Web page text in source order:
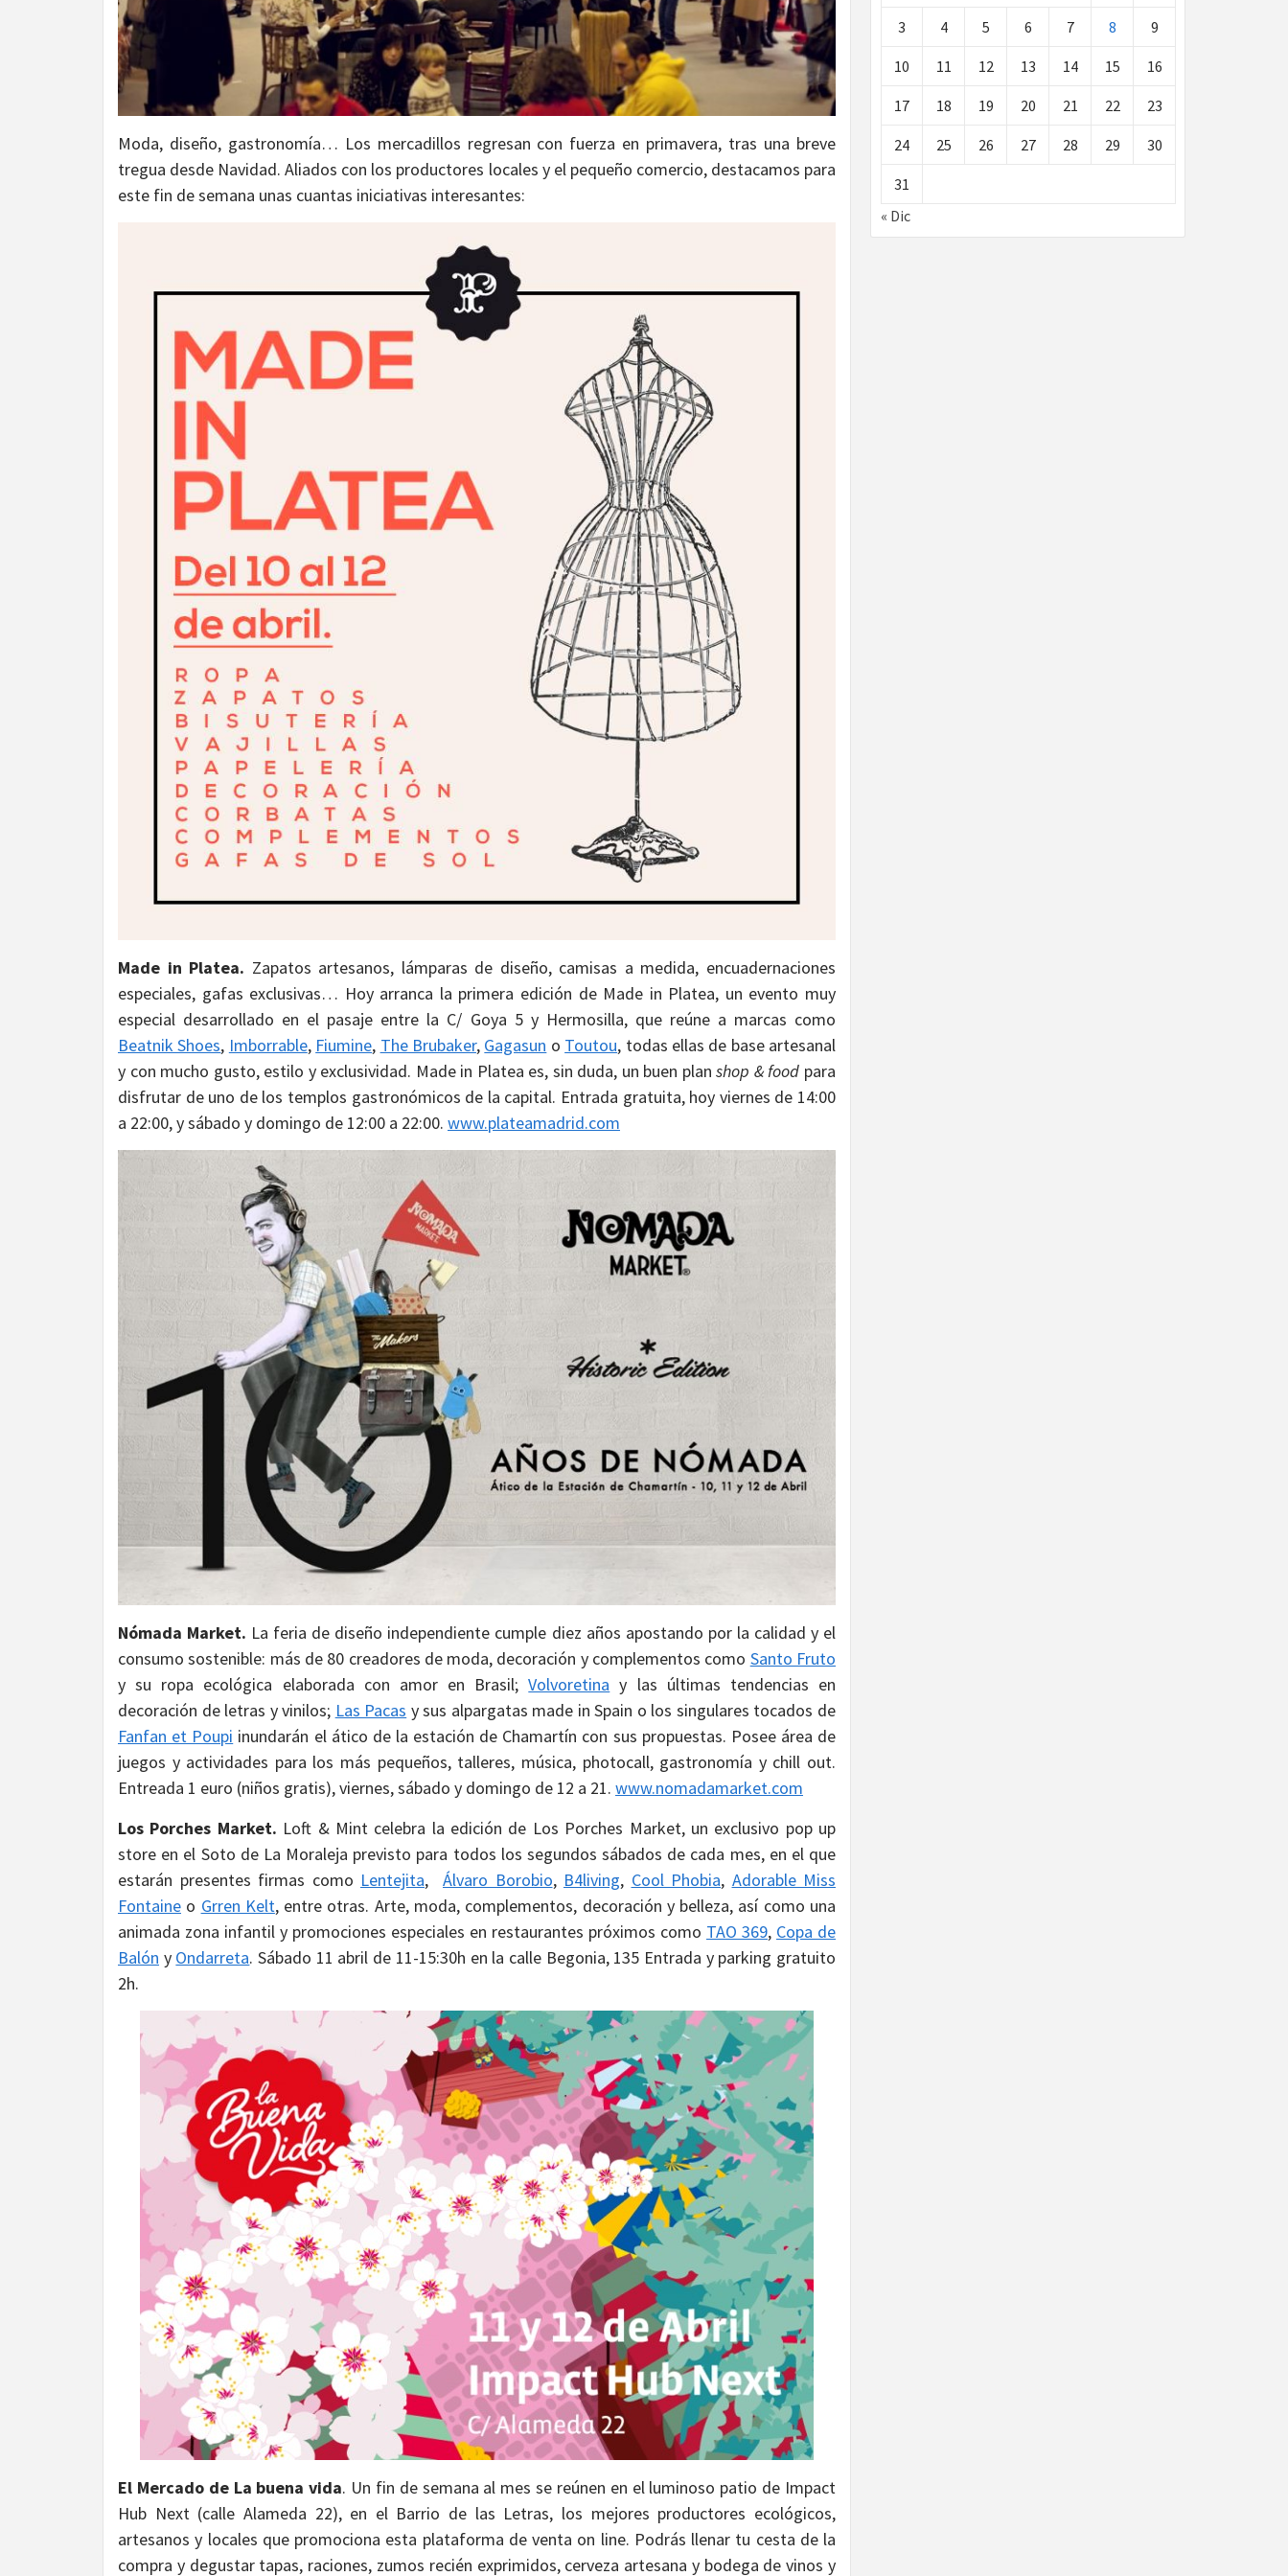
Moda, diseño, gastronomía… Los mercadillos regresan con fuerza en primavera, tras una breve
tregua desde Navidad. Aliados con los productores locales y el pequeño comercio, destacamos para
este fin de semana unas cuantas iniciativas interesantes:
Made in Platea. Zapatos artesanos, lámparas de diseño, camisas a medida, encuadernaciones
especiales, gafas exclusivas… Hoy arranca la primera edición de Made in Platea, un evento muy
especial desarrollado en el pasaje entre la C/ Goya 5 y Hermosilla, que reúne a marcas como
Beatnik Shoes, Imborrable, Fiumine, The Brubaker, Gagasun o Toutou, todas ellas de base artesanal
y con mucho gusto, estilo y exclusividad. Made in Platea es, sin duda, un buen planshop & food para
disfrutar de uno de los templos gastronómicos de la capital. Entrada gratuita, hoy viernes de 14:00
a 22:00, y sábado y domingo de 12:00 a 22:00. www.plateamadrid.com
Nómada Market. La feria de diseño independiente cumple diez años apostando por la calidad y el
consumo sostenible: más de 80 creadores de moda, decoración y complementos como Santo Fruto
y su ropa ecológica elaborada con amor en Brasil;Volvoretina y las últimas tendencias en
decoración de letras y vinilos; Las Pacas y sus alpargatas made in Spain o los singulares tocados de
Fanfan et Poupi inundarán el ático de la estación de Chamartín con sus propuestas. Posee área de
juegos y actividades para los más pequeños, talleres, música, photocall, gastronomía y chill out.
Entreada 1 euro (niños gratis), viernes, sábado y domingo de 12 a 21. www.nomadamarket.com
Los Porches Market. Loft & Mint celebra la edición de Los Porches Market, un exclusivo pop up
store en el Soto de La Moraleja previsto para todos los segundos sábados de cada mes, en el que
estarán presentes firmas como Lentejita, Álvaro Borobio, B4living, Cool Phobia, Adorable Miss
Fontaine o Grren Kelt, entre otras. Arte, moda, complementos, decoración y belleza, así como una
animada zona infantil y promociones especiales en restaurantes próximos como TAO 369, Copa de
Balón y Ondarreta. Sábado 11 abril de 11-15:30h en la calle Begonia, 135 Entrada y parking gratuito
2h.
El Mercado de La buena vida. Un fin de semana al mes se reúnen en el luminoso patio de Impact
Hub Next (calle Alameda 22), en el Barrio de las Letras, los mejores productores ecológicos,
artesanos y locales que promociona esta plataforma de venta on line. Podrás llenar tu cesta de la
compra y degustar tapas, raciones, zumos recién exprimidos, cerveza artesana y bodega de vinos y
3 4 5 6 7 8 9
10 11 12 13 14 15 16
17 18 19 20 21 22 23
24 25 26 27 28 29 30
31
« Dic